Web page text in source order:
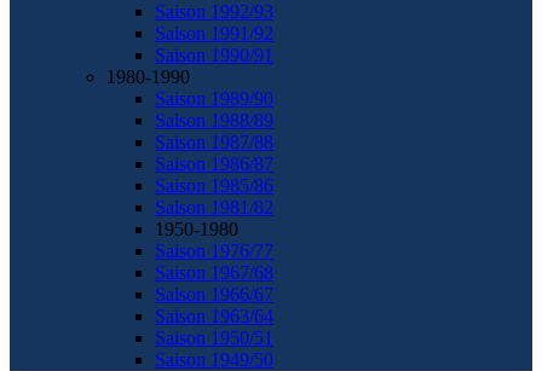
Saison 1992/93
Saison 1991/92
Saison 1990/91
1980-1990
Saison 1989/90
Saison 1988/89
Saison 1987/88
Saison 1986/87
Saison 1985/86
Saison 1981/82
1950-1980
Saison 1976/77
Saison 1967/68
Saison 1966/67
Saison 1963/64
Saison 1950/51
Saison 1949/50